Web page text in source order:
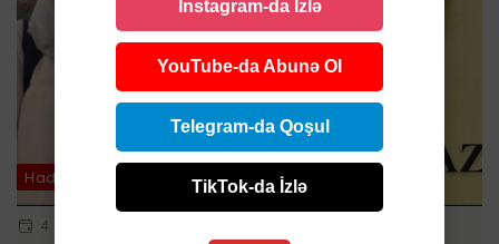
Hadisə
4 FEV 2024 | 09:34
Instagram-da İzlə
YouTube-da Abunə Ol
Telegram-da Qoşul
TikTok-da İzlə